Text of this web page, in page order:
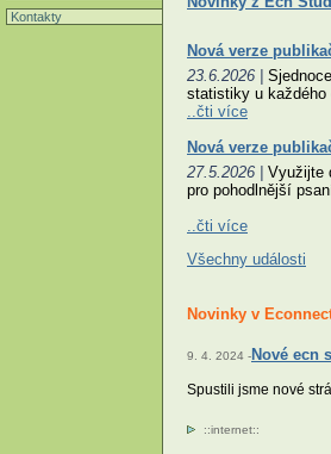
Kontakty
Nová verze
23.6.2026 |
statistiky u každého
..čti více
Nová verze
27.5.2026 |
Využijte
pro pohodlnější
..čti více
Všechny události
Novinky v
9. 4. 2024 -Nové ecn
Spustili jsme nové
::internet::